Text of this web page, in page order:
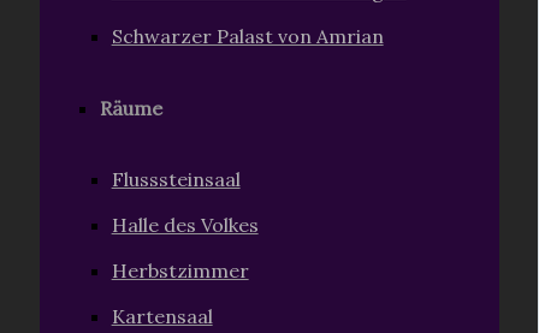
Schwarzer Palast von Amrian
Räume
Flusssteinsaal
Halle des Volkes
Herbstzimmer
Kartensaal